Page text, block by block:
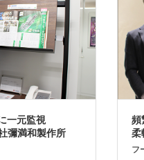
一元監視
彌満和製作所
頻
柔
フ